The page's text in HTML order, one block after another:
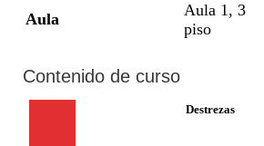
Aula
Aula 1, 3
piso
Contenido de curso
Destrezas